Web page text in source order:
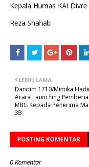
Kepala Humas KAI
Reza Shahab
LEBIH LAMA
Dandim 1710/Mimika
Acara Launching
MBG Kepada Penerima
3B
POSTING KOMENTAR
0 Komentar